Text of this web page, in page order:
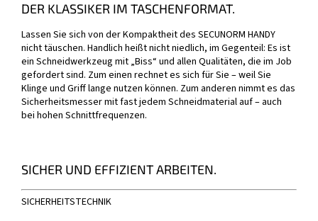
DER KLASSIKER IM TASCHENFORMAT.
Lassen Sie sich von der Kompaktheit des SECUNORM HANDY
nicht täuschen. Handlich heißt nicht niedlich, im Gegenteil: Es ist
ein Schneidwerkzeug mit „Biss“ und allen Qualitäten, die im Job
gefordert sind. Zum einen rechnet es sich für Sie – weil Sie
Klinge und Griff lange nutzen können. Zum anderen nimmt es das
Sicherheitsmesser mit fast jedem Schneidmaterial auf – auch
bei hohen Schnittfrequenzen.
SICHER UND EFFIZIENT ARBEITEN.
SICHERHEITSTECHNIK